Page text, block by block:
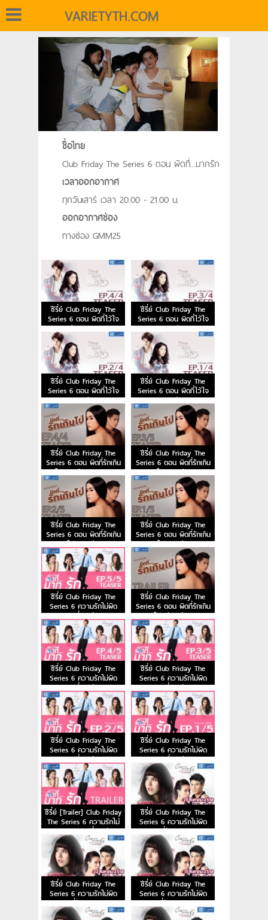
VARIETYTH.COM
ชื่อไทย
Club Friday The Series 6 ตอน ผิดที่...มากรัก
เวลาออกอากาศ
ทุกวันเสาร์ เวลา 20.00 - 21.00 น.
ออกอากาศช่อง
ทางช่อง GMM25
ซีรี่ย์ Club Friday The
Series 6 ตอน ผิดที่ไว้ใจ
EP.4/4 26 ธ.ค.58
ซีรี่ย์ Club Friday The
Series 6 ตอน ผิดที่ไว้ใจ
EP.3/4
ซีรี่ย์ Club Friday The
Series 6 ตอน ผิดที่ไว้ใจ
EP.2/4
ซีรี่ย์ Club Friday The
Series 6 ตอน ผิดที่ไว้ใจ
EP.1/4
ซีรี่ย์ Club Friday The
Series 6 ตอน ผิดที่รักเกิน
ไป EP.4/4 (ตอนจบ)
ซีรี่ย์ Club Friday The
Series 6 ตอน ผิดที่รักเกิน
ไป [EP.3/5]
ซีรี่ย์ Club Friday The
Series 6 ตอน ผิดที่รักเกิน
ไป [EP.2/5]
ซีรี่ย์ Club Friday The
Series 6 ตอน ผิดที่รักเกิน
ไป [EP.1/5]
ซีรี่ย์ Club Friday The
Series 6 ความรักไม่ผิด
ตอน ผิดที่มากรัก Ep.5
ซีรี่ย์ Club Friday The
Series 6 ตอน ผิดที่รักเกิน
ไป (ตัวอย่าง)
ซีรี่ย์ Club Friday The
Series 6 ความรักไม่ผิด
ตอน ผิดที่มากรัก Ep.4
ซีรี่ย์ Club Friday The
Series 6 ความรักไม่ผิด
ตอน ผิดที่มากรัก Ep.3
ซีรี่ย์ Club Friday The
Series 6 ความรักไม่ผิด
ตอน ผิดที่มากรัก Ep.2
ซีรี่ย์ Club Friday The
Series 6 ความรักไม่ผิด
ตอน ผิดที่มากรัก Ep.1
ซีรี่ย์ [Trailer] Club Friday
The Series 6 ความรักไม่
ผิด ตอน ผิดที่มากรัก
ซีรี่ย์ Club Friday The
Series 6 ความรักไม่ผิด
ตอน ผิดที่รักคนหลอกลวง
EP5 29 สิงหาคม 2558
ซีรี่ย์ Club Friday The
Series 6 ความรักไม่ผิด
ตอน ผิดที่รักคนหลอกลวง
EP4 22 สิงหาคม 2558
ซีรี่ย์ Club Friday The
Series 6 ความรักไม่ผิด
ตอนผิดที่รักคนหลอกลวง
EP3 15 สิงหาคม 2558